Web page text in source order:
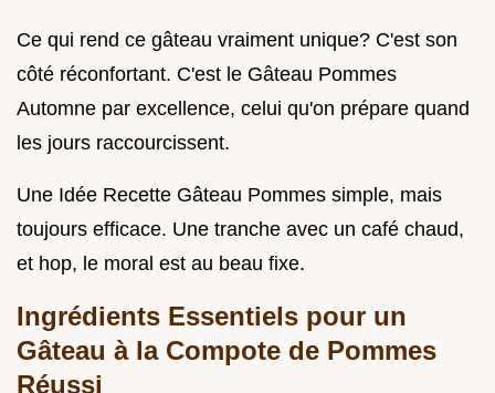
Ce qui rend ce gâteau vraiment unique? C'est son
côté réconfortant. C'est le Gâteau Pommes
Automne par excellence, celui qu'on prépare quand
les jours raccourcissent.
Une Idée Recette Gâteau Pommes simple, mais
toujours efficace. Une tranche avec un café chaud,
et hop, le moral est au beau fixe.
Ingrédients Essentiels pour un
Gâteau à la Compote de Pommes
Réussi